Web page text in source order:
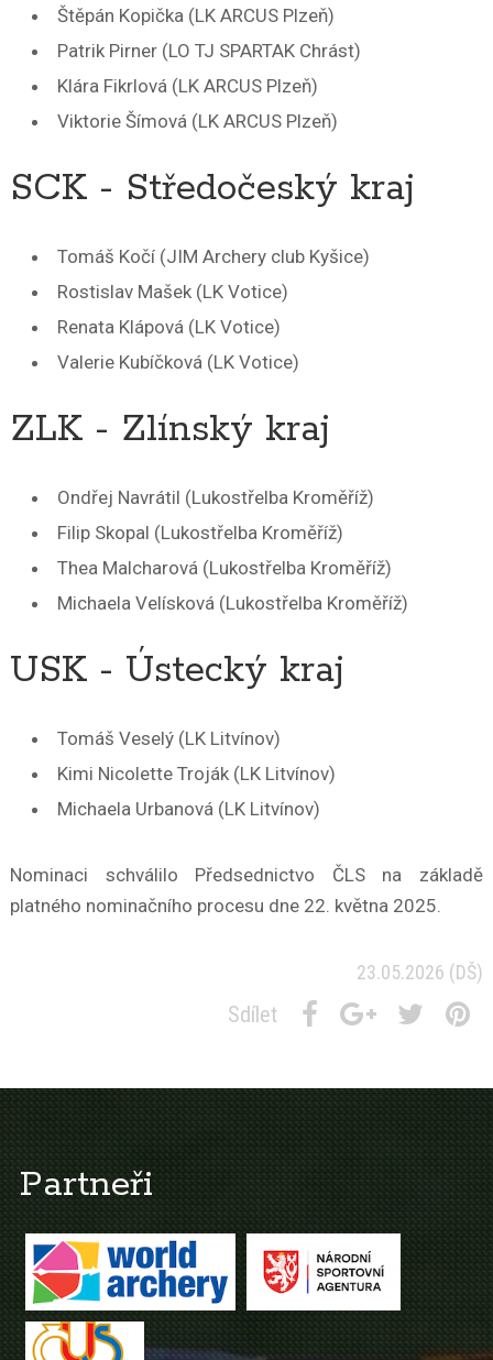
Štěpán Kopička (LK ARCUS Plzeň)
Patrik Pirner (LO TJ SPARTAK Chrást)
Klára Fikrlová (LK ARCUS Plzeň)
Viktorie Šímová (LK ARCUS Plzeň)
SCK - Středočeský kraj
Tomáš Kočí (JIM Archery club Kyšice)
Rostislav Mašek (LK Votice)
Renata Klápová (LK Votice)
Valerie Kubíčková (LK Votice)
ZLK - Zlínský kraj
Ondřej Navrátil (Lukostřelba Kroměříž)
Filip Skopal (Lukostřelba Kroměříž)
Thea Malcharová (Lukostřelba Kroměříž)
Michaela Velísková (Lukostřelba Kroměříž)
USK - Ústecký kraj
Tomáš Veselý (LK Litvínov)
Kimi Nicolette Troják (LK Litvínov)
Michaela Urbanová (LK Litvínov)
Nominaci schválilo Předsednictvo ČLS na základě
platného nominačního procesu dne 22. května 2025.
23.05.2026 (DŠ)
Sdílet
Partneři